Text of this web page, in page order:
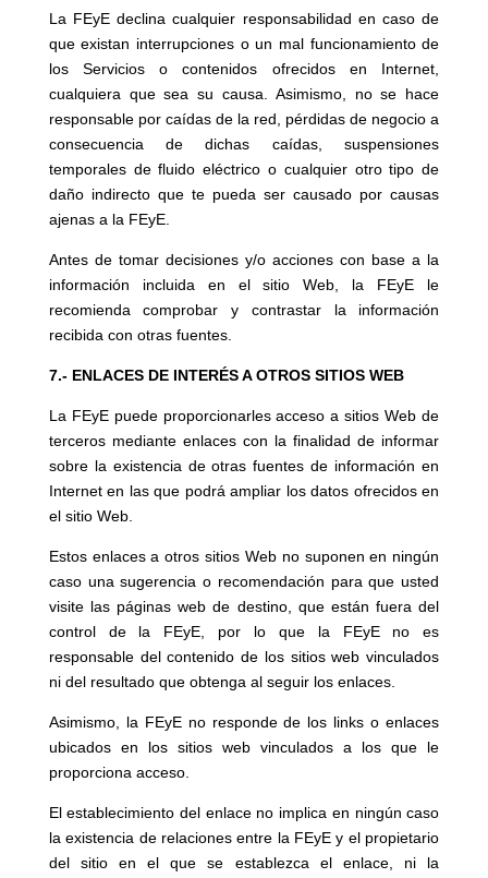
La FEyE declina cualquier responsabilidad en caso de
que existan interrupciones o un mal funcionamiento de
los Servicios o contenidos ofrecidos en Internet,
cualquiera que sea su causa. Asimismo, no se hace
responsable por caídas de la red, pérdidas de negocio a
consecuencia de dichas caídas, suspensiones
temporales de fluido eléctrico o cualquier otro tipo de
daño indirecto que te pueda ser causado por causas
ajenas a la FEyE.
Antes de tomar decisiones y/o acciones con base a la
información incluida en el sitio Web, la FEyE le
recomienda comprobar y contrastar la información
recibida con otras fuentes.
7.- ENLACES DE INTERÉS A OTROS SITIOS WEB
La FEyE puede proporcionarles acceso a sitios Web de
terceros mediante enlaces con la finalidad de informar
sobre la existencia de otras fuentes de información en
Internet en las que podrá ampliar los datos ofrecidos en
el sitio Web.
Estos enlaces a otros sitios Web no suponen en ningún
caso una sugerencia o recomendación para que usted
visite las páginas web de destino, que están fuera del
control de la FEyE, por lo que la FEyE no es
responsable del contenido de los sitios web vinculados
ni del resultado que obtenga al seguir los enlaces.
Asimismo, la FEyE no responde de los links o enlaces
ubicados en los sitios web vinculados a los que le
proporciona acceso.
El establecimiento del enlace no implica en ningún caso
la existencia de relaciones entre la FEyE y el propietario
del sitio en el que se establezca el enlace, ni la